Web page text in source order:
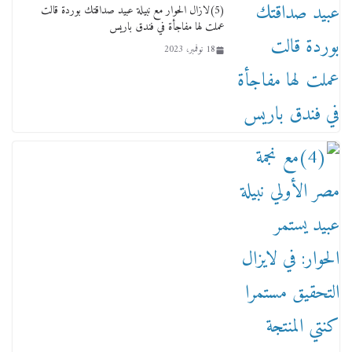
18 يناير، 2026
(5)لازال الحوار مع نبيلة عبيد صداقتك بوردة قالت
عملت لها مفاجأة في فندق باريس
18 نوفمبر، 2023